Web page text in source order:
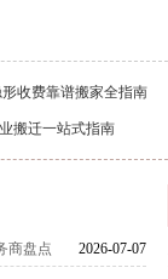
收费靠谱搬家全指南
搬迁一站式指南
2026-07-07
商盘点